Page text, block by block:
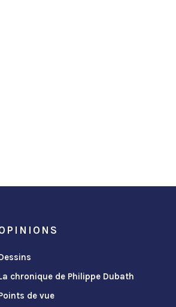
chronique de Philippe Dubath
de vue